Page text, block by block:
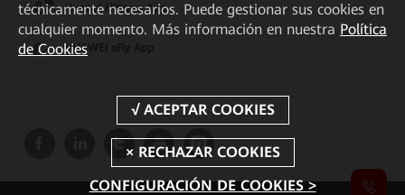
Huawei HiKnow App
HUAWEI eFly App
técnicamente necesarios. Puede gestionar sus cookies en
cualquier momento. Más información en nuestra Política
de Cookies
CONFIGURACIÓN DE COOKIES >